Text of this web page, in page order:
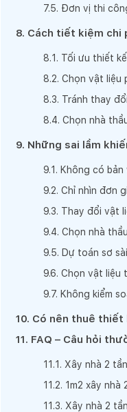
7.5. Đơn vị thi
8. Cách tiết kiệm chi
8.1 . Tối ưu thiết
8.2. Chọn vật liệu
8.3. Tránh thay
8.4. Chọn nhà
9. Những sai lầm
9.1 . Không có
9.2. Chỉ nhìn đơn
9.3. Thay đổi vật
9.4. Chọn nhà
9.5. Dự toán sơ
9.6. Chọn vật liệu
9.7. Không kiểm
10. Có nên thuê thiết
11. FAQ – Câu hỏi
11 .1 . Xây nhà 2
11 .2. 1m2 xây nhà
11 .3. Xây nhà 2